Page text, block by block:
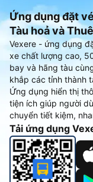
Ứng dụng đặt
Tàu hoả và
Vexere - ứng dụng
xe chất lượng cao,
bay và hãng tàu
khắp các tỉnh thành
Ứng dụng hiển thị
tiện ích giúp người
chuyển tiết kiệm,
Tải ứng dụng